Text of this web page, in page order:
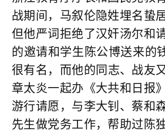
战期间，马叙伦隐姓埋名蛰
但他严词拒绝了汉奸汤尔和
的邀请和学生陈公博送来的
很有名，而他的同志、战
章太炎一起办《大共和日报
游行请愿，与李大钊、蔡和
先生做党务工作，帮助过陈